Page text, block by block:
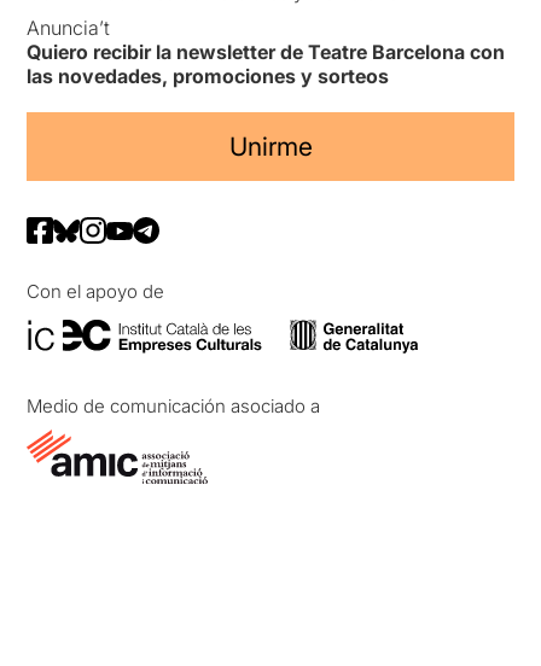
Anuncia’t
Quiero recibir la newsletter de Teatre Barcelona con
las novedades, promociones y sorteos
Unirme
Con el apoyo de
Medio de comunicación asociado a